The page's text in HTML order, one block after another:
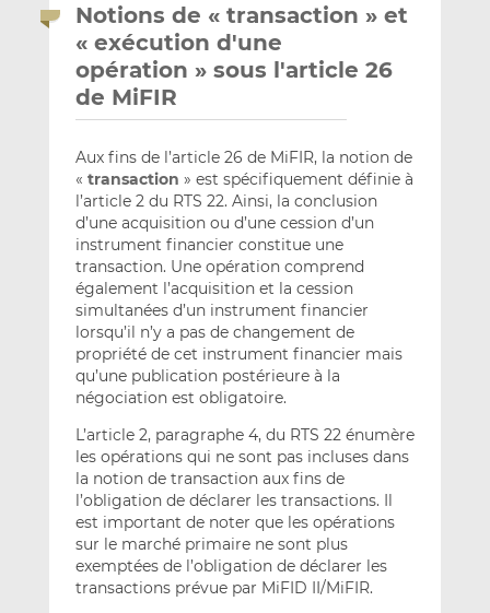
Notions de « transaction » et
« exécution d'une
opération » sous l'article 26
de MiFIR
Aux fins de l’article 26 de MiFIR, la notion de
« transaction » est spécifiquement définie à
l’article 2 du RTS 22. Ainsi, la conclusion
d’une acquisition ou d’une cession d’un
instrument financier constitue une
transaction. Une opération comprend
également l’acquisition et la cession
simultanées d’un instrument financier
lorsqu’il n’y a pas de changement de
propriété de cet instrument financier mais
qu’une publication postérieure à la
négociation est obligatoire.
L’article 2, paragraphe 4, du RTS 22 énumère
les opérations qui ne sont pas incluses dans
la notion de transaction aux fins de
l’obligation de déclarer les transactions. Il
est important de noter que les opérations
sur le marché primaire ne sont plus
exemptées de l’obligation de déclarer les
transactions prévue par MiFID II/MiFIR.